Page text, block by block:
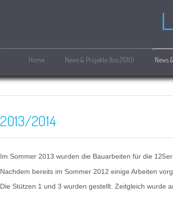
Home News & Projekte (bis 2010) News
2013/2014
Im Sommer 2013 wurden die Bauarbeiten für die
Nachdem bereits im Sommer 2012 einige Arbeiten
Die Stützen 1 und 3 wurden gestellt. Zeitgleich wurde